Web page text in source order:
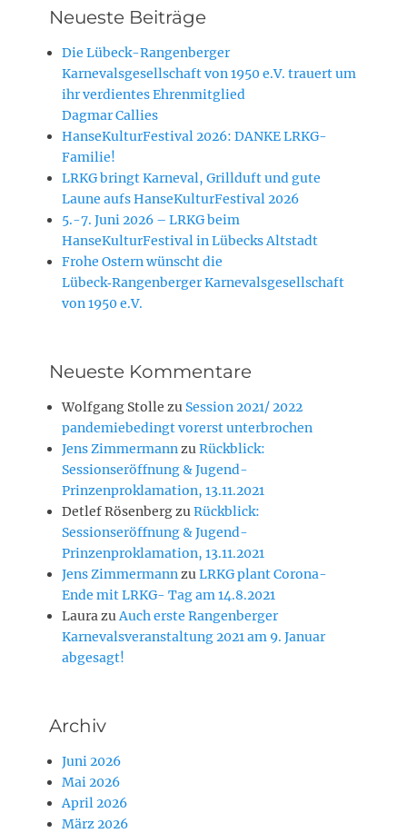
Neueste Beiträge
Die Lübeck-Rangenberger
Karnevalsgesellschaft von 1950 e.V. trauert um
ihr verdientes Ehrenmitglied
Dagmar Callies
HanseKulturFestival 2026: DANKE LRKG-
Familie!
LRKG bringt Karneval, Grillduft und gute
Laune aufs HanseKulturFestival 2026
5.-7. Juni 2026 – LRKG beim
HanseKulturFestival in Lübecks Altstadt
Frohe Ostern wünscht die
Lübeck‑Rangenberger Karnevalsgesellschaft
von 1950 e.V.
Neueste Kommentare
Wolfgang Stolle zu Session 2021/ 2022
pandemiebedingt vorerst unterbrochen
Jens ZimmermannzuRückblick:
Sessionseröffnung & Jugend-
Prinzenproklamation, 13.11.2021
Detlef RösenbergzuRückblick:
Sessionseröffnung & Jugend-
Prinzenproklamation, 13.11.2021
Jens ZimmermannzuLRKG plant Corona-
Ende mit LRKG- Tag am 14.8.2021
LaurazuAuch erste Rangenberger
Karnevalsveranstaltung 2021 am 9. Januar
abgesagt!
Archiv
Juni 2026
Mai 2026
April 2026
März 2026